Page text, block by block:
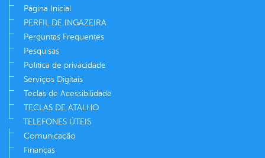
Página Inicial
PERFIL DE INGAZEIRA
Perguntas Frequentes
Pesquisas
Política de privacidade
Serviços Digitais
Teclas de Acessibilidade
TECLAS DE ATALHO
TELEFONES ÚTEIS
Comunicação
Finanças